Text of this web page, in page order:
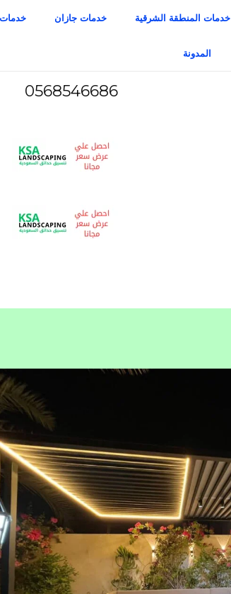
خدمات المنطقة الشرقية خدمات جازان
المدونة
0568546686